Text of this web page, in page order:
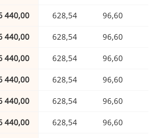
440,00 628,54 96,60
440,00 628,54 96,60
440,00 628,54 96,60
440,00 628,54 96,60
440,00 628,54 96,60
440,00 628,54 96,60